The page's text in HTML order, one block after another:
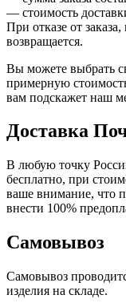
— стоимость
При отказе от
возвращается.
Вы можете выбрать
примерную
вам подскажет наш
Доставка
В любую точку
бесплатно, при
ваше внимание, что
внести 100%
Самовывоз
Самовывоз
изделия на складе.